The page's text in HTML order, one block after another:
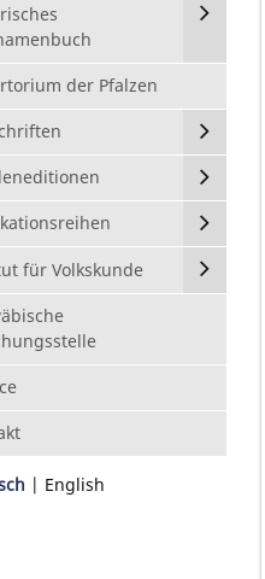
der Pfalzen
für Volkskunde
English